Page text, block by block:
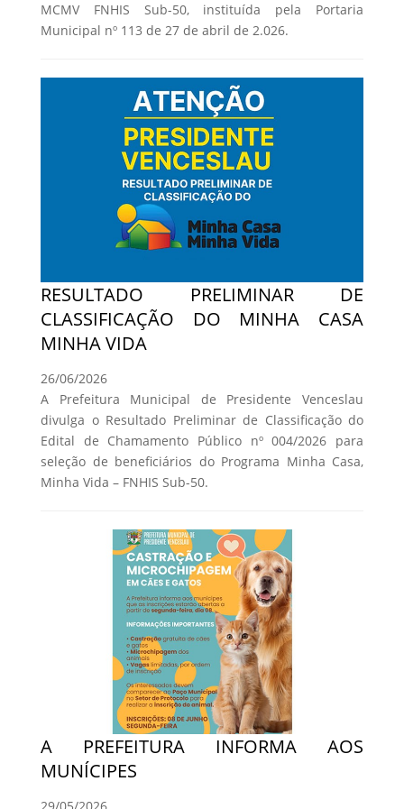
MCMV FNHIS Sub-50, instituída pela Portaria
Municipal nº 113 de 27 de abril de 2.026.
RESULTADO PRELIMINAR DE
CLASSIFICAÇÃO DO MINHA CASA
MINHA VIDA
26/06/2026
A Prefeitura Municipal de Presidente Venceslau
divulga o Resultado Preliminar de Classificação do
Edital de Chamamento Público nº 004/2026 para
seleção de beneficiários do Programa Minha Casa,
Minha Vida – FNHIS Sub-50.
A PREFEITURA INFORMA AOS
MUNÍCIPES